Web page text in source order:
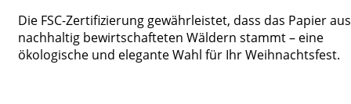
Die FSC-Zertifizierung gewährleistet, dass das Papier aus
nachhaltig bewirtschafteten Wäldern stammt – eine
ökologische und elegante Wahl für Ihr Weihnachtsfest.